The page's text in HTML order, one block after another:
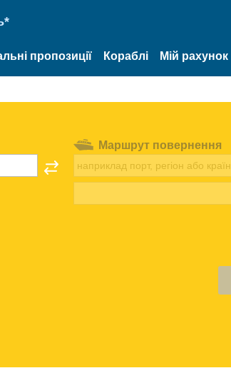
пропозиції Кораблі Мій рахунок
Маршрут повернення